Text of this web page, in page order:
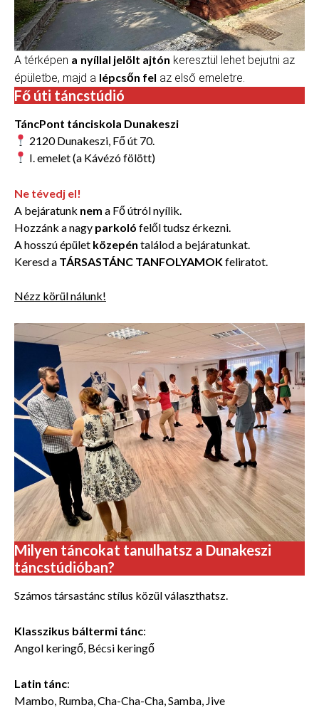
A térképen a nyíllal jelölt ajtón keresztül lehet bejutni az
épületbe, majd a lépcsőn fel az első emeletre.
Fő úti táncstúdió
TáncPont tánciskola Dunakeszi
2120 Dunakeszi, Fő út 70.
I. emelet (a Kávézó fölött)
Ne tévedj el!
A bejáratunk nem a Fő útról nyílik.
Hozzánk a nagy parkoló felől tudsz érkezni.
A hosszú épület közepén találod a bejáratunkat.
Keresd a TÁRSASTÁNC TANFOLYAMOKfeliratot.
Nézz körül nálunk!
Milyen táncokat tanulhatsz a Dunakeszi
táncstúdióban?
Számos társastánc stílus közül választhatsz.
Klasszikus báltermi tánc:
Angol keringő, Bécsi keringő
Latin tánc:
Mambo, Rumba, Cha-Cha-Cha, Samba, Jive